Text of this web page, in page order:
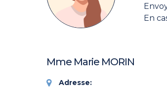
En
Mme Marie MORIN
Adresse: